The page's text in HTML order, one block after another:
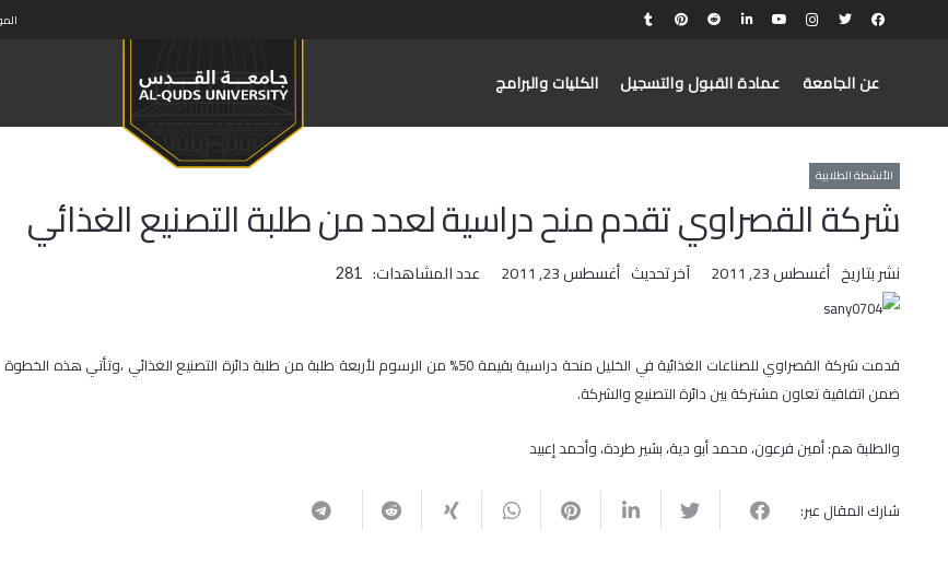
عن الجامعة عمادة القبول والتسجيل الكليات والبرامج
الأنشطة الطلابية
شركة القصراوي تقدم منح دراسية لعدد من طلبة التصنيع الغذائي
نشر بتاريخ أغسطس 23, 2011 آخر تحديث أغسطس 23, 2011 عدد المشاهدات: 281
قدمت شركة القصراوي للصناعات الغذائية في الخليل منحة دراسية بقيمة 50% من الرسوم لأربعة طلبة من طلبة دائرة التصنيع الغذائي ،وتأتي هذه الخطوة
ضمن اتفاقية تعاون مشتركة بين دائرة التصنيع والشركة.
والطلبة هم: أمين فرعون، محمد أبو دية، بشير طردة، وأحمد إعبيد
شارك المقال عبر: